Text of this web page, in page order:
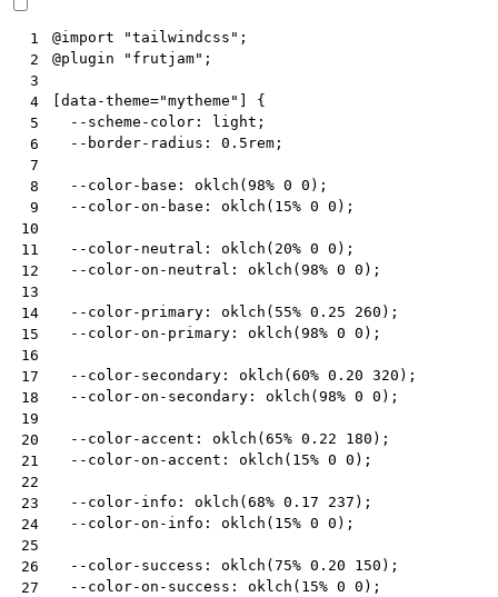
1
2
3
4
5
6
7
8
9
10
11
12
13
14
15
16
17
18
19
20
21
22
23
24
25
26
27
@import "tailwindcss" ;
@plugin "frutjam" ;
data-theme="mytheme"
{
--scheme-color : light ;
--border-radius : 0.5 rem ;
--color-base : oklch ( 98% 0 0 );
--color-on-base : oklch ( 15% 0 0 );
--color-neutral : oklch ( 20% 0 0 );
--color-on-neutral : oklch ( 98% 0 0 );
--color-primary : oklch ( 55% 0.25 260 );
--color-on-primary : oklch ( 98% 0 0 );
--color-secondary : oklch ( 60% 0.20 320 );
--color-on-secondary : oklch ( 98% 0 0 );
--color-accent : oklch ( 65% 0.22 180 );
--color-on-accent : oklch ( 15% 0 0 );
--color-info : oklch ( 68% 0.17 237 );
--color-on-info : oklch ( 15% 0 0 );
--color-success : oklch ( 75% 0.20 150 );
--color-on-success : oklch ( 15% 0 0 );